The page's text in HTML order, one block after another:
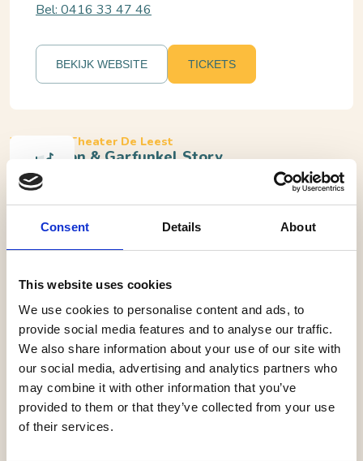
Consent Details About
This website uses cookies
We use cookies to personalise content and ads, to
provide social media features and to analyse our traffic.
We also share information about your use of our site with
our social media, advertising and analytics partners who
may combine it with other information that you’ve
provided to them or that they’ve collected from your use
of their services.
Waalwijk, Theater De Leest
The Simon & Garfunkel Story
Internationale hitshow brengt prachtig eerbetoon aan
legendarisch duo
Bijna iedereen kent de tijdloze muziek van Simon &
Garfunkel, al is het maar van de platen van je
(groot)ouders. ‘The Simon & Garfunkel Story’ is een
prachtig eerbetoon aan het legendarische duo, waarbij
wereldhits als ‘Mrs. Robinson’, ‘Bridge Over Troubled
Water’, ‘Homeward Bound’, ‘Scarborough Fair’, ‘The
Boxer’ en ‘The Sound of Silence’ de revue passeren.
Bel: 0416 33 47 46
BEKIJK WEBSITE TICKETS